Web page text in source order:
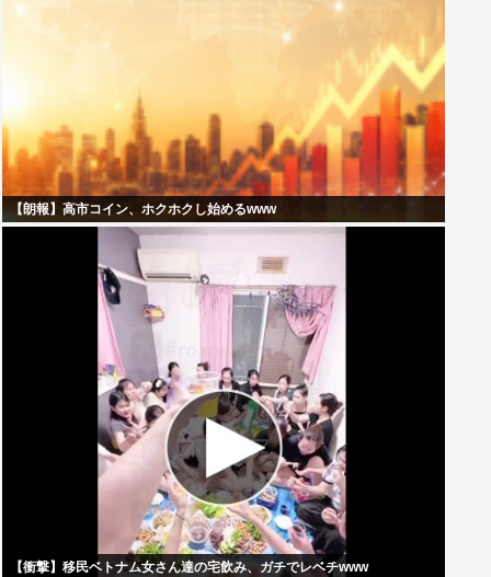
【朗報】高市コイン、ホクホクし始めるwww
【衝撃】移民ベトナム女さん達の宅飲み、ガチでレベチwww